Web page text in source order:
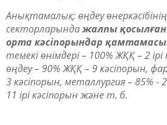
Анықтамалық: өңдеу
секторларындажалпы қосылған
орта кәсіпорындар
темекі өнімдері – 100% ЖҚҚ – 2
өңдеу – 90% ЖҚҚ – 9 кәсіпорын,
3 кәсіпорын, металлургия – 85% -
11 ірі кәсіпорын және т. б.